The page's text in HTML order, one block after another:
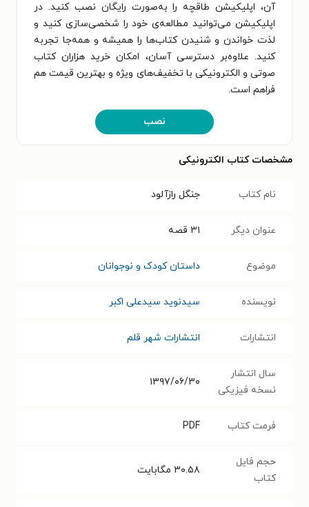
آن، اپلیکیشن طاقچه را به‌صورت رایگان نصب کنید. در
اپلیکیشن می‌توانید مطالعه‌ی خود را شخصی‌سازی کنید و
لذت خواندن و شنیدن کتاب‌ها را همیشه و همه‌جا تجربه
کنید. علاوه‌بر دسترسی آسان، امکان خرید هزاران کتاب
صوتی و الکترونیکی با تخفیف‌های ویژه و بهترین قیمت هم
فراهم است.
نصب
مشخصات کتاب الکترونیکی
نام کتاب جنگل رازآلود
عنوان دیگر ۳۱ قصه
موضوع داستان کودک و نوجوانان
نویسنده سیدنوید سیدعلی اکبر
انتشارات انتشارات شهر قلم
سال انتشار
نسخه فیزیکی
۱۳۹۷/۰۶/۳۰
فرمت کتاب PDF
حجم فایل
کتاب
۳۰.۵۸ مگابایت